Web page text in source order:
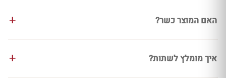
האם המוצר כשר?
איך מומלץ לשתות?